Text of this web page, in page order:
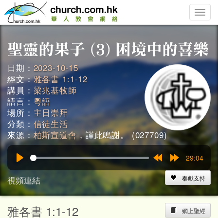
Toggle
日期： 2023-10-15
經文：雅各書 1:1-12
講員： 梁兆基牧師
語言： 粵語
場所： 主日崇拜
分類： 信徒生活
來源：柏斯宣道會，謹此鳴謝。 (027709)
15s
15s
29:04
視頻連結 奉獻支持
網上聖經
雅各書 1:1-12